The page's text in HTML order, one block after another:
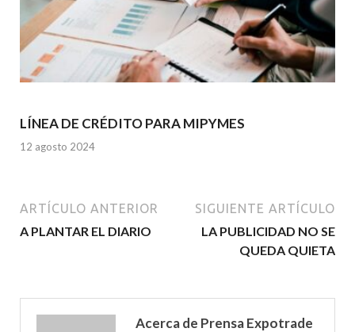
LÍNEA DE CRÉDITO PARA MIPYMES
12 agosto 2024
ARTÍCULO ANTERIOR
A PLANTAR EL DIARIO
SIGUIENTE ARTÍCULO
LA PUBLICIDAD NO SE
QUEDA QUIETA
Acerca de Prensa Expotrade